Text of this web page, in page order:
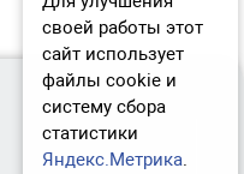
своей работы этот
сайт использует
файлы cookie и
систему сбора
статистики
Яндекс.Метрика.